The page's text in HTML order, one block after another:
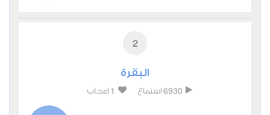
2
البقرة
6930 استماع 1 اعجاب